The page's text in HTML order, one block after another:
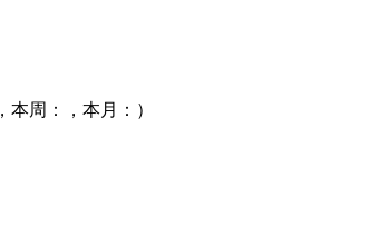
，本周： ，本月： ）